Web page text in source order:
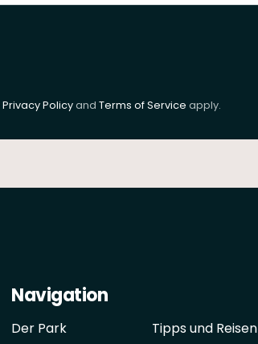
Privacy Policyand Terms of Service apply.
Navigation
Der Park
Tipps und Reisen